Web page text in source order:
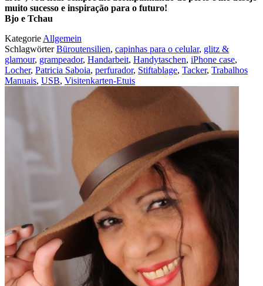
muito sucesso e inspiração para o futuro!
Bjo e Tchau
Kategorie Allgemein
SchlagwörterBüroutensilien, capinhas para o celular, glitz &
glamour, grampeador, Handarbeit, Handytaschen, iPhone case,
Locher, Patricia Saboia, perfurador, Stiftablage, Tacker, Trabalhos
Manuais, USB, Visitenkarten-Etuis